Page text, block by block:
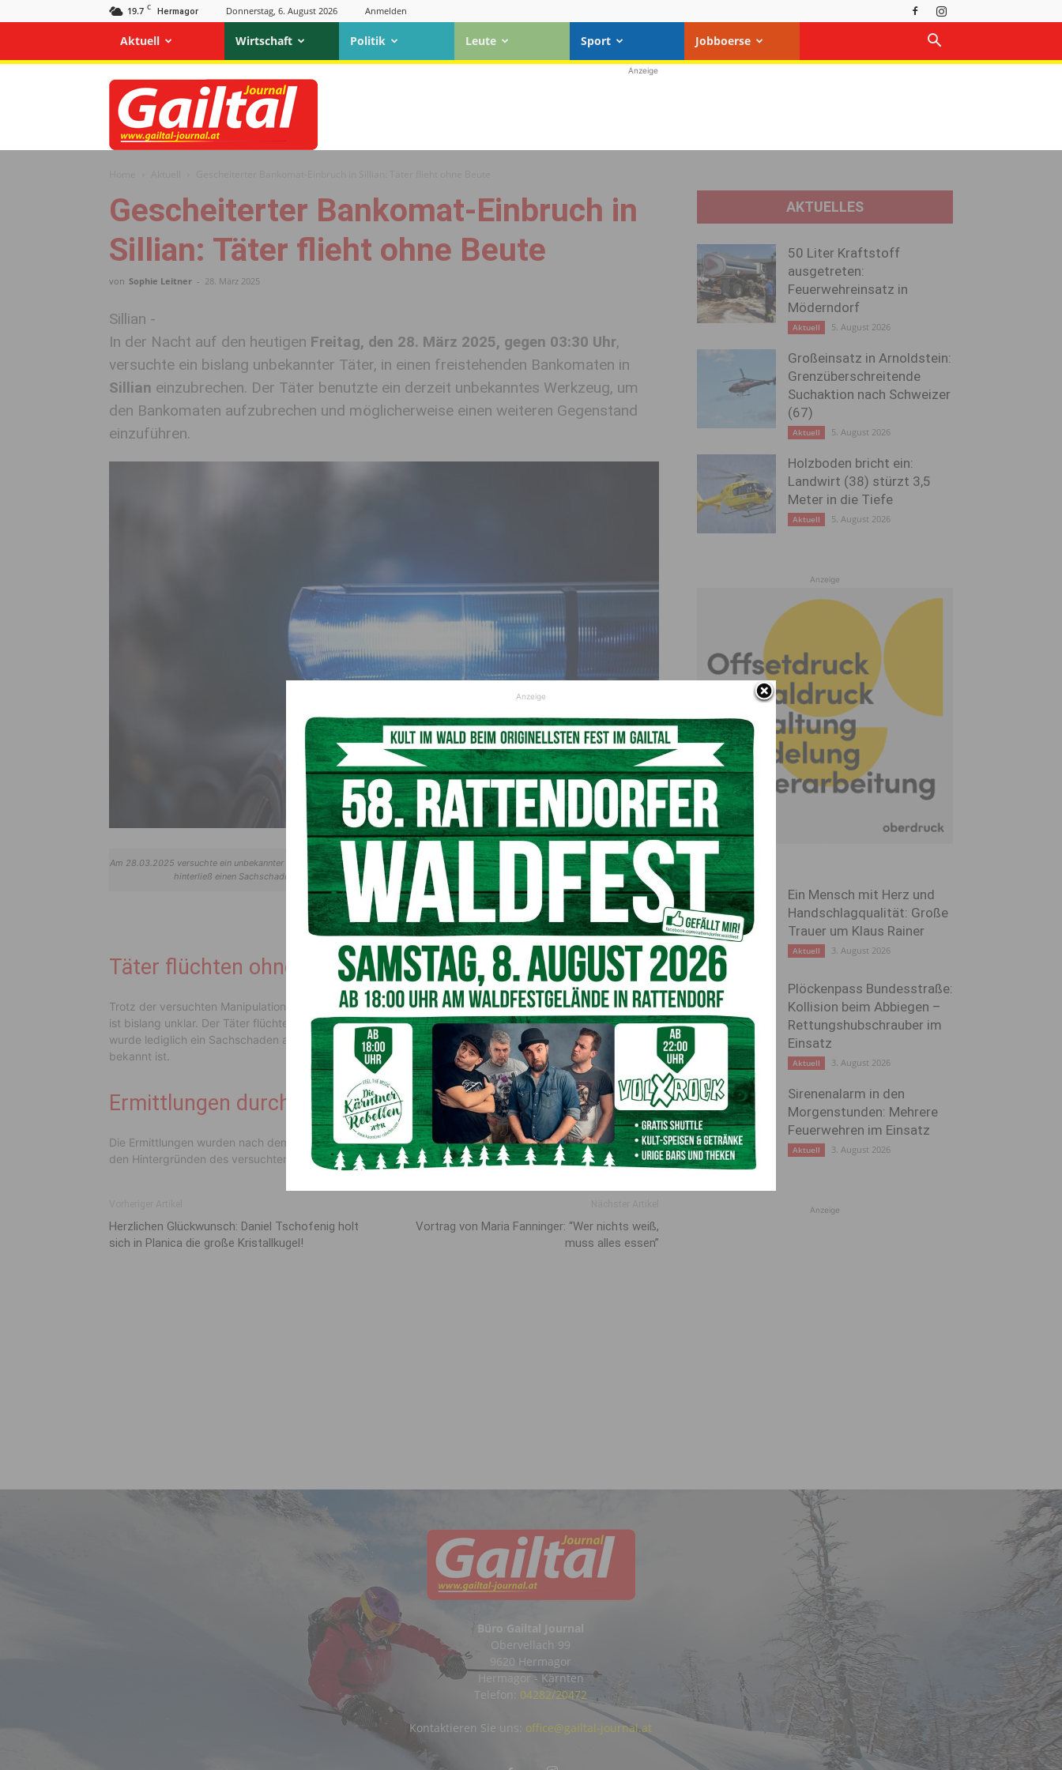
19.7 C Hermagor Donnerstag, 6. August 2026 Anmelden
Aktuell Wirtschaft Politik Leute Sport Jobboerse
Gailtal
Journal
Anzeige
Gescheiterter Bankomat-Einbruch in
Sillian: Täter flieht ohne Beute
von Sophie Leitner - 28. März 2025
Sillian -
In der Nacht auf den heutigen Freitag, den 28. März 2025, gegen 03:30 Uhr,
versuchte ein bislang unbekannter Täter, in einen freistehenden Bankomaten in
Sillian einzubrechen. Der Täter benutzte ein derzeit unbekanntes Werkzeug, um
den Bankomaten aufzubrechen und möglicherweise einen weiteren Gegenstand
einzuführen.
Am 28.03.2025 versuchte ein unbekannter Täter in Sillian, einen Bankomaten zu sprengen, scheiterte jedoch, flüchtete ohne Beute und
hinterließ einen Sachschaden, während die Ermittlungen vom Landeskriminalamt übernommen wurden.
© Pixabay
Täter flüchten ohne Beute
Trotz der versuchten Manipulation des Bankomaten wurdekeine Sprengungausgelöst. Der Grund dafür
ist bislang unklar. Der Täter flüchtete ohne Beute vom Tatort und verschwand in unbekannte Richtung. Es
wurde lediglich ein Sachschaden am Bankomaten verursacht, dessen genaue Höhe derzeit noch nicht
bekannt ist.
Ermittlungen durch das Landeskriminalamt
Die Ermittlungen wurden nach dem Vorfall vom Landeskriminalamt übernommen. Weitere Informationen zu
den Hintergründen des versuchten Einbruchs sowie zu möglichen Zeugen sind noch nicht verfügbar.
Herzlichen Glückwunsch: Daniel Tschofenig holt
sich in Planica die große Kristallkugel!
Vortrag von Maria Fanninger: “Wer nichts weiß,
muss alles essen”
AKTUELLES
50 Liter Kraftstoff
ausgetreten:
Feuerwehreinsatz in
Möderndorf
Aktuell 5. August 2026
Großeinsatz in Arnoldstein:
Grenzüberschreitende
Suchaktion nach Schweizer
(67)
Aktuell 5. August 2026
Holzboden bricht ein:
Landwirt (38) stürzt 3,5
Meter in die Tiefe
Aktuell 5. August 2026
Anzeige
Ein Mensch mit Herz und
Handschlagqualität: Große
Trauer um Klaus Rainer
Aktuell 3. August 2026
Plöckenpass Bundesstraße:
Kollision beim Abbiegen –
Rettungshubschrauber im
Einsatz
Aktuell 3. August 2026
Sirenenalarm in den
Morgenstunden: Mehrere
Feuerwehren im Einsatz
Aktuell 3. August 2026
Anzeige
Büro Gailtal Journal
Obervellach 99
9620 Hermagor
Hermagor - Kärnten
Telefon: 04282/20472
Kontaktieren Sie uns: office@gailtal-journal.at
Anzeige